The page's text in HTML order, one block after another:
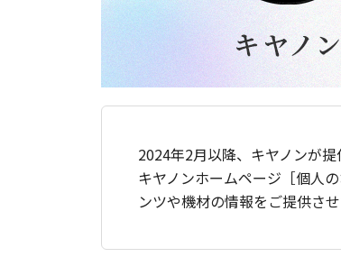
2024年2月以降、キヤノンが
キヤノンホームページ［個人
ンツや機材の情報をご提供させ